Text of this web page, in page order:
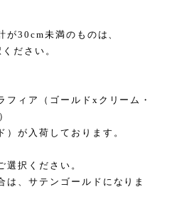
が30cm未満のものは、
ださい。
フィア（ゴールドxクリーム・
）が入荷しております。
選択ください。
は、サテンゴールドになりま